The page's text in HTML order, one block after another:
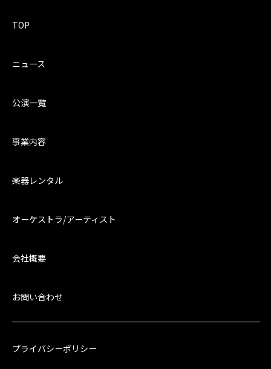
TOP
ニュース
公演一覧
事業内容
楽器レンタル
オーケストラ/アーティスト
会社概要
お問い合わせ
プライバシーポリシー